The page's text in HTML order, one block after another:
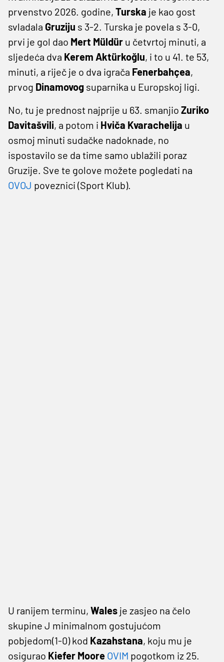
prvenstvo 2026. godine, Turska je kao gost
svladala Gruziju s 3-2. Turska je povela s 3-0,
prvi je gol dao Mert Müldür u četvrtoj minuti, a
sljedeća dva Kerem Aktürkoğlu, i to u 41. te 53,
minuti, a riječ je o dva igrača Fenerbahçea,
prvog Dinamovog suparnika u Europskoj ligi.
No, tu je prednost najprije u 63. smanjio Zuriko
Davitašvili, a potom i Hviča Kvarachelija u
osmoj minuti sudačke nadoknade, no
ispostavilo se da time samo ublažili poraz
Gruzije. Sve te golove možete pogledati na
OVOJ poveznici (Sport Klub).
U ranijem terminu, Wales je zasjeo na čelo
skupine J minimalnom gostujućom
pobjedom(1-0) kod Kazahstana, koju mu je
osigurao Kiefer Moore OVIM pogotkom iz 25.